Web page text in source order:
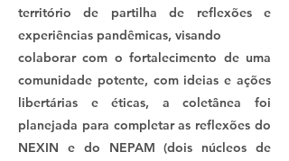
território de partilha de reflexões e
experiências pandêmicas, visando
colaborar com o fortalecimento de uma
comunidade potente, com ideias e ações
libertárias e éticas, a coletânea foi
planejada para completar as reflexões do
NEXIN e do NEPAM (dois núcleos de